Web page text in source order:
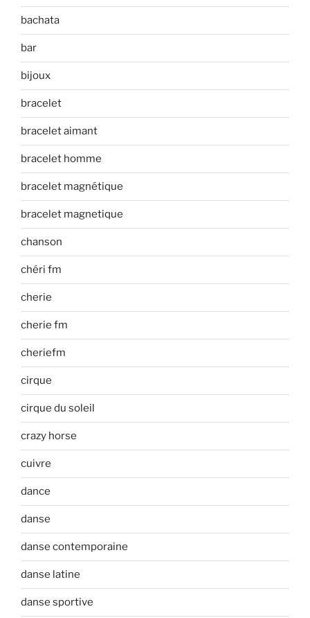
bachata
bar
bijoux
bracelet
bracelet aimant
bracelet homme
bracelet magnétique
bracelet magnetique
chanson
chéri fm
cherie
cherie fm
cheriefm
cirque
cirque du soleil
crazy horse
cuivre
dance
danse
danse contemporaine
danse latine
danse sportive